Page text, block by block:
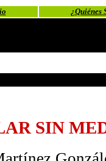
¿Quiénes
SIN